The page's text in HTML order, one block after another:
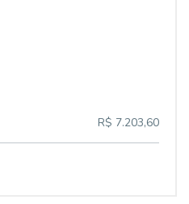
R$ 7.203,60